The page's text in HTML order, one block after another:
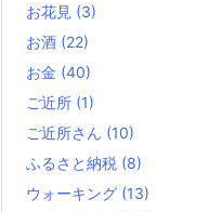
お花見 (3)
お酒 (22)
お金 (40)
ご近所 (1)
ご近所さん (10)
ふるさと納税 (8)
ウォーキング (13)